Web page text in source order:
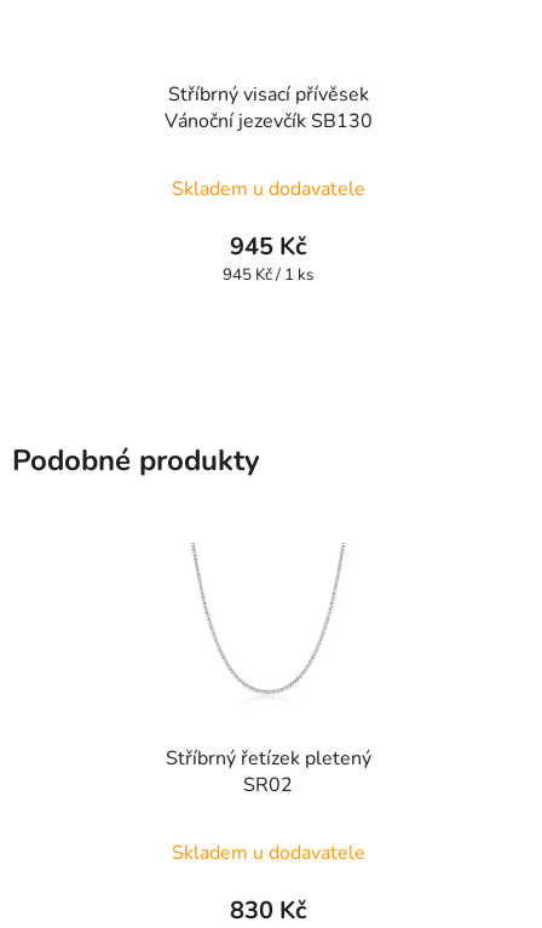
Stříbrný visací přívěsek
Vánoční jezevčík SB130
Skladem u dodavatele
945 Kč
Měrná
945 Kč / 1 ks
Podobné produkty
Stříbrný řetízek pletený
SR02
Skladem u dodavatele
830 Kč